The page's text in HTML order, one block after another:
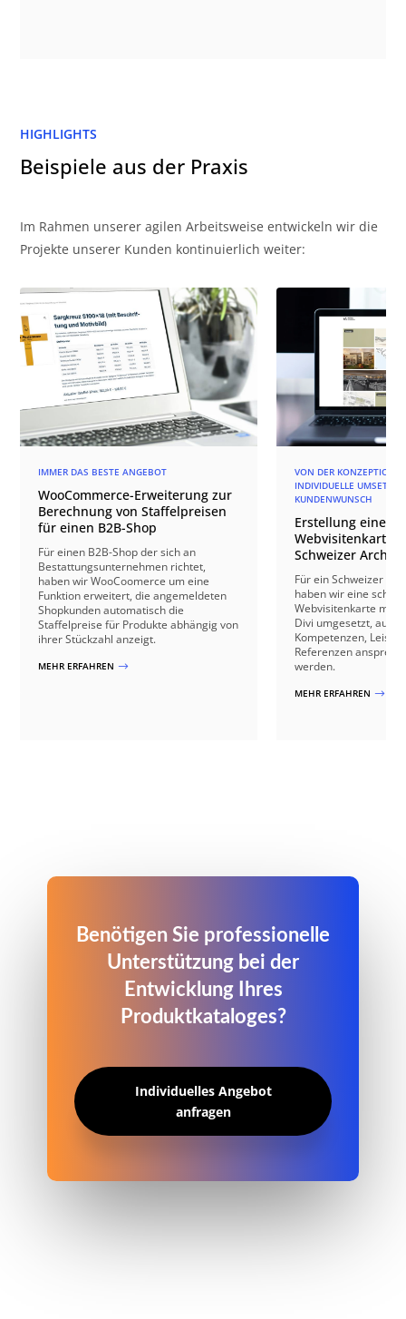
HIGHLIGHTS
Beispiele aus der Praxis
Im Rahmen unserer agilen Arbeitsweise entwickeln wir die
Projekte unserer Kunden kontinuierlich weiter:
IMMER DAS BESTE ANGEBOT
WooCommerce-Erweiterung zur
Berechnung von Staffelpreisen
für einen B2B-Shop
Für einen B2B-Shop der sich an
Bestattungsunternehmen richtet,
haben wir WooCoomerce um eine
Funktion erweitert, die angemeldeten
Shopkunden automatisch die
Staffelpreise für Produkte abhängig von
ihrer Stückzahl anzeigt.
MEHR ERFAHREN $
VON DER KONZEPTION
INDIVIDUELLE
KUNDENWUNSCH
Erstellung einer
Webvisitenkarte
Schweizer
Für ein Schweizer
haben wir eine
Webvisitenkarte mit
Divi umgesetzt, auf
Kompetenzen,
Referenzen
werden.
MEHR ERFAHREN $
Benötigen Sie professionelle
Unterstützung bei der
Entwicklung Ihres
Produktkataloges?
Individuelles Angebot
anfragen